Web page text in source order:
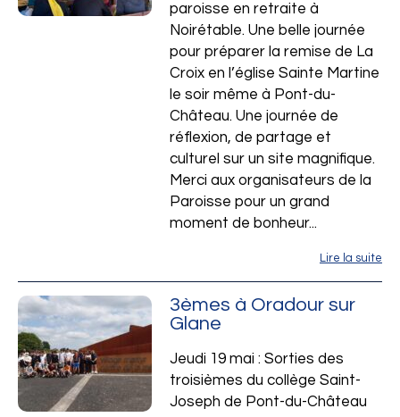
paroisse en retraite à
Noirétable. Une belle journée
pour préparer la remise de La
Croix en l’église Sainte Martine
le soir même à Pont-du-
Château. Une journée de
réflexion, de partage et
culturel sur un site magnifique.
Merci aux organisateurs de la
Paroisse pour un grand
moment de bonheur...
Lire la suite
3èmes à Oradour sur
Glane
Jeudi 19 mai : Sorties des
troisièmes du collège Saint-
Joseph de Pont-du-Château